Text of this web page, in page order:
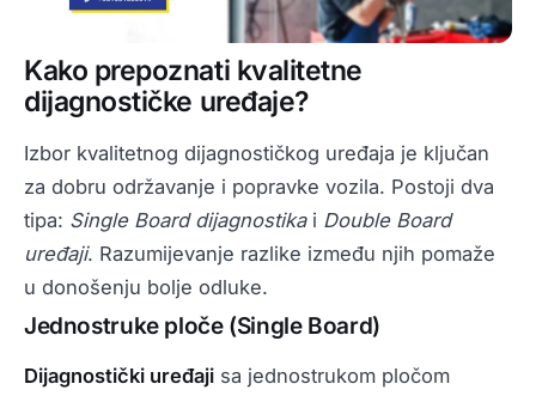
Kako prepoznati kvalitetne
dijagnostičke uređaje?
Izbor kvalitetnog dijagnostičkog uređaja je ključan
za dobru održavanje i popravke vozila. Postoji dva
tipa: Single Board dijagnostikai Double Board
uređaji. Razumijevanje razlike između njih pomaže
u donošenju bolje odluke.
Jednostruke ploče (Single Board)
Dijagnostički uređaji sa jednostrukom pločom